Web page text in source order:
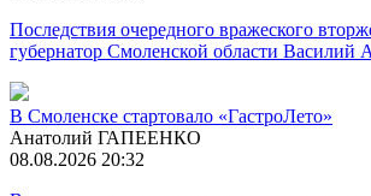
Последствия очередного вражеского
губернатор Смоленской области Василий
В Смоленске стартовало «ГастроЛето»
Анатолий ГАПЕЕНКО
08.08.2026 20:32